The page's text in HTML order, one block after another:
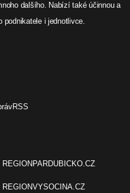
dalšího. Nabízí také účinnou a
podnikatele i jednotlivce.
RSS
REGIONPARDUBICKO.CZ
REGIONVYSOCINA.CZ